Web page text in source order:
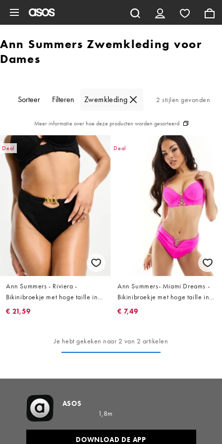
Ann Summers Zwemkleding voor
Dames
Sorteer Filteren Zwemkleding 2 stijlen gevonden
Meer informatie over hoe deze producten worden gesorteerd
Deal
Ann Summers - Riviera -
Bikinibroekje met hoge taille in
zwart
€ 21,59
Deal
Ann Summers- Miami Dreams -
Bikinibroekje met hoge taille in
roze
€ 7,49
Je hebt gekeken naar 2 van 2 artikelen
ASOS
1,8m
DOWNLOAD DE APP